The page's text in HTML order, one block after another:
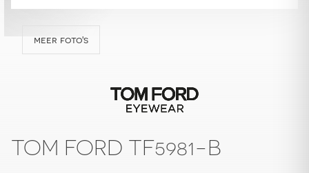
meer foto's
TOM FORD TF5981-B